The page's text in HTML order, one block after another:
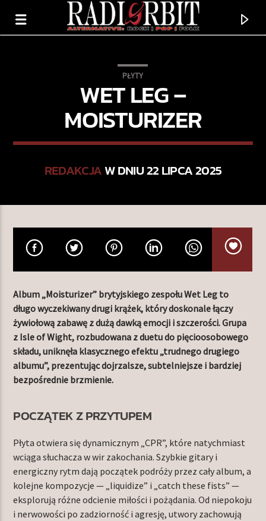
AIGIRI
2. SURTARANG
TERAZ W RAMÓWCE
NIGHT ORBIT
00:00 06:00
NASTĘPNIE W RAMÓWCE
06:00 08:00
Radio Orbit
PŁYTY
WET LEG –
MOISTURIZER
REDAKCJAW DNIU 22 LIPCA 2025
Album „Moisturizer” brytyjskiego zespołu Wet Leg to
długo wyczekiwany drugi krążek, który doskonale łączy
żywiołową zabawę z dużą dawką emocji i szczerości. Grupa
z Isle of Wight, rozbudowana z duetu do pięcioosobowego
składu, uniknęła klasycznego efektu „trudnego drugiego
albumu”, prezentując dojrzalsze, subtelniejsze i bardziej
bezpośrednie brzmienie.
POCZĄTEK Z PRZYTUPEM
Płyta otwiera się dynamicznym „CPR”, które natychmiast
wciąga słuchacza w wir zakochania. Szybkie gitary i
energiczny rytm dają początek podróży przez cały album, a
kolejne kompozycje — „liquidize” i „catch these fists” —
eksplorują różne odcienie miłości i pożądania. Od niepokoju
i nerwowości po zadziorność i agresję, utwory zachowują